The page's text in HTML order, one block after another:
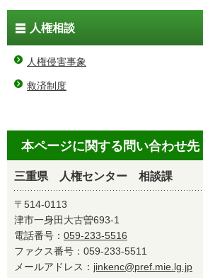
人権相談
人権侵害事象
救済制度
本ページに関する問い合わせ先
三重県 人権センター 相談課
〒514-0113
津市一身田大古曽693-1
電話番号： 059-233-5516
ファクス番号：059-233-5511
メールアドレス： jinkenc@pref.mie.lg.jp